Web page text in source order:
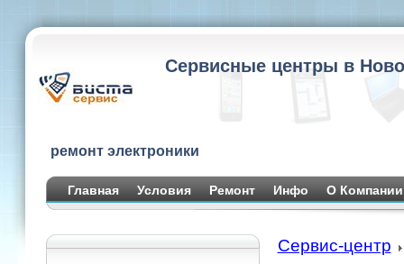
Сервисные центры в
ремонт электроники
Главная Условия Ремонт Инфо О Компании
Сервис-центр